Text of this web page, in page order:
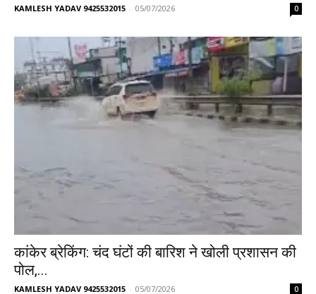
KAMLESH YADAV 9425532015 - 05/07/2026 0
कांकेर ब्रेकिंग: चंद घंटों की बारिश ने खोली प्रशासन की
पोल,...
KAMLESH YADAV 9425532015 - 05/07/2026 0